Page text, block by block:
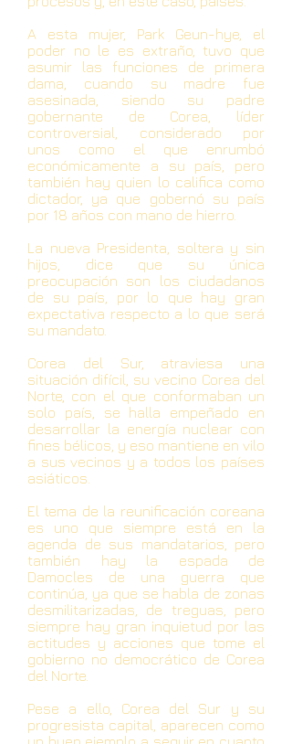
A esta mujer, Park Geun-hye, el
poder no le es extraño, tuvo que
asumir las funciones de primera
dama, cuando su madre fue
asesinada, siendo su padre
gobernante de Corea, líder
controversial, considerado por
unos como el que enrumbó
económicamente a su país, pero
también hay quien lo califica como
dictador, ya que gobernó su país
por 18 años con mano de hierro.
La nueva Presidenta, soltera y sin
hijos, dice que su única
preocupación son los ciudadanos
de su país, por lo que hay gran
expectativa respecto a lo que será
su mandato.
Corea del Sur, atraviesa una
situación difícil, su vecino Corea del
Norte, con el que conformaban un
solo país, se halla empeñado en
desarrollar la energía nuclear con
fines bélicos, y eso mantiene en vilo
a sus vecinos y a todos los países
asiáticos.
El tema de la reunificación coreana
es uno que siempre está en la
agenda de sus mandatarios, pero
también hay la espada de
Damocles de una guerra que
continúa, ya que se habla de zonas
desmilitarizadas, de treguas, pero
siempre hay gran inquietud por las
actitudes y acciones que tome el
gobierno no democrático de Corea
del Norte.
Pese a ello, Corea del Sur y su
progresista capital, aparecen como